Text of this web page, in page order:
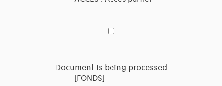
Document is being processed
[FONDS]